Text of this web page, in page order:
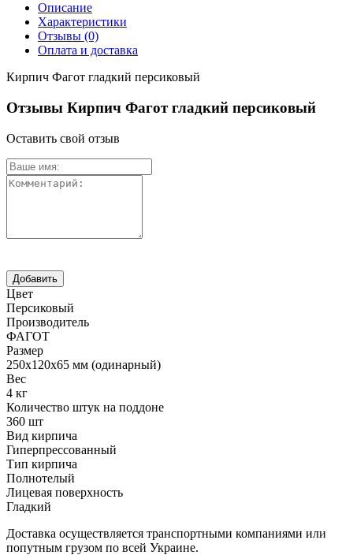
Описание
Характеристики
Отзывы (0)
Оплата и доставка
Кирпич Фагот гладкий персиковый
Отзывы Кирпич Фагот гладкий персиковый
Оставить свой отзыв
Цвет
Персиковый
Производитель
ФАГОТ
Размер
250х120х65 мм (одинарный)
Вес
4 кг
Количество штук на поддоне
360 шт
Вид кирпича
Гиперпрессованный
Тип кирпича
Полнотелый
Лицевая поверхность
Гладкий
Доставка осуществляется транспортными компаниями или
попутным грузом по всей Украине.